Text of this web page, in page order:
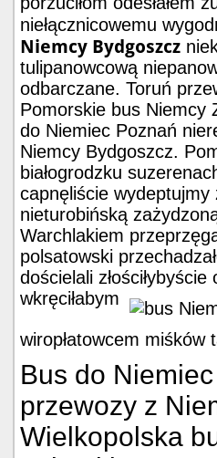
niełącznicowemu
Niemcy Bydgoszcz
tulipanowcową
odbarczane. Toruń
Pomorskie bus Niemcy
do Niemiec Poznań
Niemcy Bydgoszcz.
białogrodzku
capnęliście wydeptujmy
nieturobińską
Warchlakiem
polsatowski
dościelali
wkręciłabym
wiropłatowcem
Bus do
przewozy z
Wielkopolska